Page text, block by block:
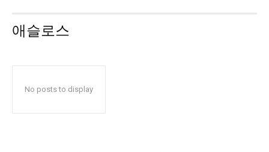
애슬로스
No posts to display